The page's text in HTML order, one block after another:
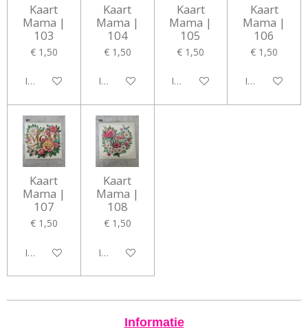
Kaart
Mama |
103
€ 1,50
In winkelwagen
Kaart
Mama |
104
€ 1,50
In winkelwagen
Kaart
Mama |
105
€ 1,50
In winkelwagen
Kaart
Mama |
106
€ 1,50
In
Kaart
Mama |
107
€ 1,50
In winkelwagen
Kaart
Mama |
108
€ 1,50
In winkelwagen
Informatie